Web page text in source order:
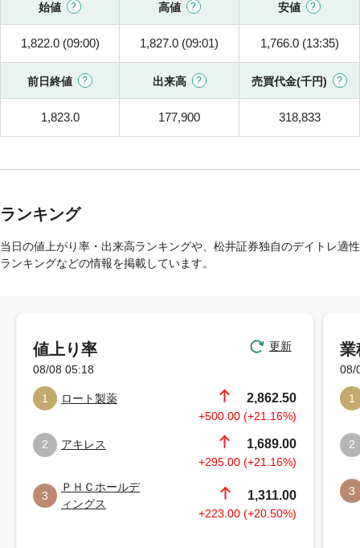
始値 高値 安値
1,822.0 (09:00) 1,827.0 (09:01) 1,766.0 (13:35)
前日終値 出来高 売買代金(千円)
1,823.0 177,900 318,833
ランキング
当日の値上がり率・出来高ランキングや、松井証券独自のデイトレ適性
ランキングなどの情報を掲載しています。